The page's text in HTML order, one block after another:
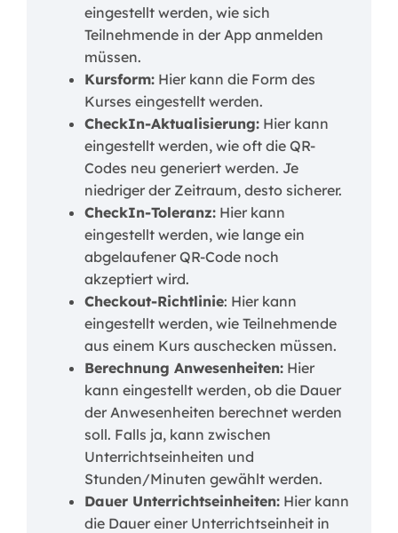
eingestellt werden, wie sich
Teilnehmende in der App anmelden
müssen.
Kursform: Hier kann die Form des
Kurses eingestellt werden.
CheckIn-Aktualisierung: Hier kann
eingestellt werden, wie oft die QR-
Codes neu generiert werden. Je
niedriger der Zeitraum, desto sicherer.
CheckIn-Toleranz: Hier kann
eingestellt werden, wie lange ein
abgelaufener QR-Code noch
akzeptiert wird.
Checkout-Richtlinie: Hier kann
eingestellt werden, wie Teilnehmende
aus einem Kurs auschecken müssen.
Berechnung Anwesenheiten: Hier
kann eingestellt werden, ob die Dauer
der Anwesenheiten berechnet werden
soll. Falls ja, kann zwischen
Unterrichtseinheiten und
Stunden/Minuten gewählt werden.
Dauer Unterrichtseinheiten: Hier kann
die Dauer einer Unterrichtseinheit in